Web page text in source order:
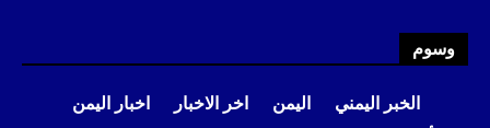
وسوم
الخبر اليمني اليمن اخر الاخبار
اخبار اليمن